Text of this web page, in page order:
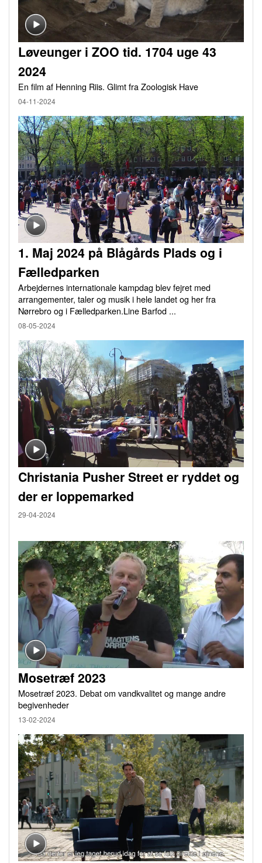
Løveunger i ZOO tid. 1704 uge 43
2024
En film af Henning Riis. Glimt fra Zoologisk Have
04-11-2024
1. Maj 2024 på Blågårds Plads og i
Fælledparken
Arbejdernes internationale kampdag blev fejret med
arrangementer, taler og musik i hele landet og her fra
Nørrebro og i Fælledparken.Line Barfod ...
08-05-2024
Christania Pusher Street er ryddet og
der er loppemarked
29-04-2024
Mosetræf 2023
Mosetræf 2023. Debat om vandkvalitet og mange andre
begivenheder
13-02-2024